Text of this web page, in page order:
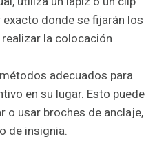
donde se fijarán los
la colocación
adecuados para
en su lugar. Esto puede
o usar broches de anclaje,
de insignia.